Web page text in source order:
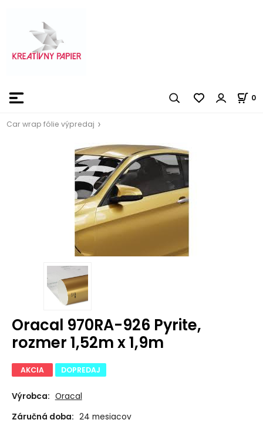
0
Car wrap fólie výpredaj
Oracal 970RA-926 Pyrite,
rozmer 1,52m x 1,9m
AKCIA DOPREDAJ
Výrobca: Oracal
Záručná doba: 24 mesiacov